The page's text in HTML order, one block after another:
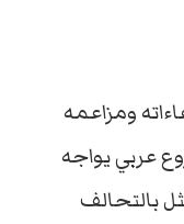
ومزاعمه
عربي يواجه
بالتحالف